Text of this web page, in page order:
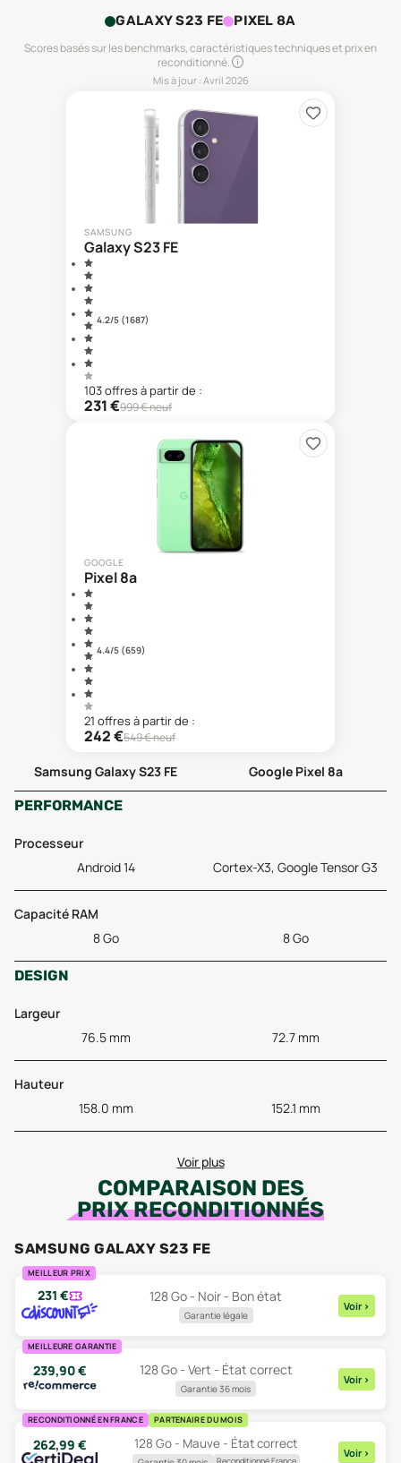
GALAXY S23 FE PIXEL 8A
Scores basés sur les benchmarks, caractéristiques techniques et prix en
reconditionné.
Mis à jour : Avril 2026
SAMSUNG
Galaxy S23 FE
4.2/5 (1 687)
103offresà partir de :
231€999€ neuf
GOOGLE
Pixel 8a
4.4/5 (659)
21 offresà partir de :
242€549€ neuf
Samsung Galaxy S23 FE
Google Pixel 8a
PERFORMANCE
Processeur
Android 14
Cortex-X3, Google Tensor G3
Capacité RAM
8 Go
8 Go
DESIGN
Largeur
76.5 mm
72.7 mm
Hauteur
158.0 mm
152.1 mm
Voir plus
COMPARAISON DES
PRIX RECONDITIONNÉS
SAMSUNG GALAXY S23 FE
MEILLEUR PRIX
231 € 128 Go - Noir - Bon état
Garantie légale
Voir >
MEILLEURE GARANTIE
239,90€ 128 Go - Vert - État correct
Garantie 36 mois
Voir >
RECONDITIONNÉ EN FRANCE PARTENAIRE DU MOIS
262,99 € 128 Go - Mauve - État correct
Voir >